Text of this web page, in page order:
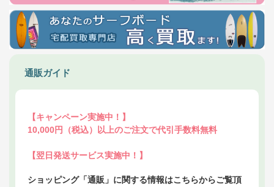
通販ガイド
【キャンペーン実施中！】
10,000円（税込）以上のご注文で代引手数料無料
【翌日発送サービス実施中！】
ショッピング「通販」に関する情報はこちらからご覧頂